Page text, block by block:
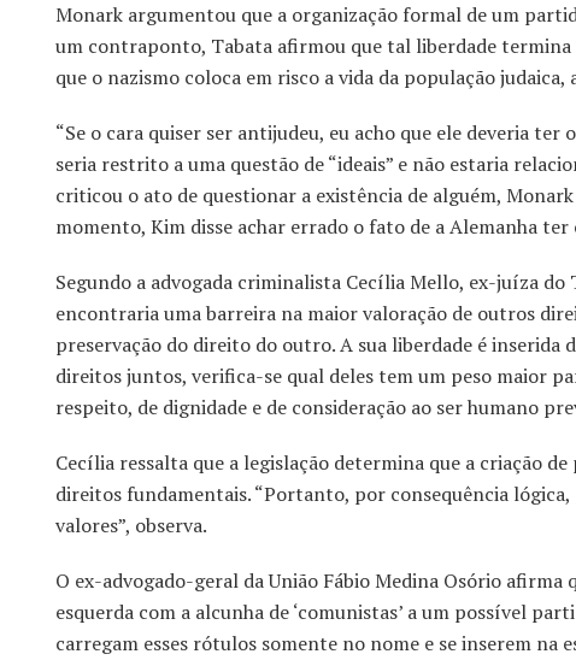
Monark argumentou que a organização formal de um
um contraponto, Tabata afirmou que tal liberdade termina
que o nazismo coloca em risco a vida da população
“Se o cara quiser ser antijudeu, eu acho que ele deveria
seria restrito a uma questão de “ideais” e não estaria
criticou o ato de questionar a existência de alguém,
momento, Kim disse achar errado o fato de a Alemanha
Segundo a advogada criminalista Cecília Mello, ex-juíza
encontraria uma barreira na maior valoração de outros
preservação do direito do outro. A sua liberdade é
direitos juntos, verifica-se qual deles tem um peso maior
respeito, de dignidade e de consideração ao ser humano
Cecília ressalta que a legislação determina que a criação
direitos fundamentais. “Portanto, por consequência
valores”, observa.
O ex-advogado-geral da União Fábio Medina Osório
esquerda com a alcunha de ‘comunistas’ a um possível
carregam esses rótulos somente no nome e se inserem